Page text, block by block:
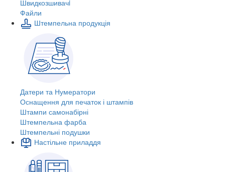
Швидкозшивачi
Файли
Штемпельна продукція
Датери та Нумератори
Оснащення для печаток і штампів
Штампи самонабірні
Штемпельна фарба
Штемпельні подушки
Настільне приладдя